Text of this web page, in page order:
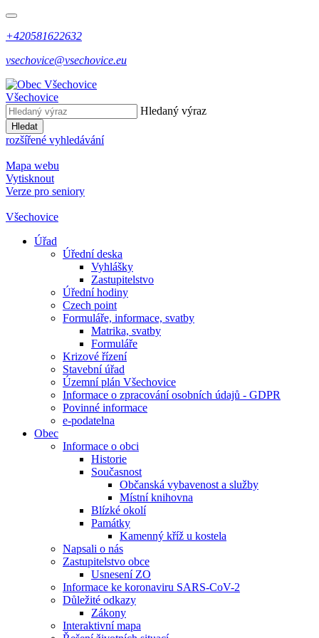
+420581622632
vsechovice@vsechovice.eu
Všechovice
Hledaný výraz
Hledat
rozšířené vyhledávání
Mapa webu
Vytisknout
Verze pro seniory
Všechovice
Úřad
Úřední deska
Vyhlášky
Zastupitelstvo
Úřední hodiny
Czech point
Formuláře, informace, svatby
Matrika, svatby
Formuláře
Krizové řízení
Stavební úřad
Územní plán Všechovice
Informace o zpracování osobních údajů - GDPR
Povinné informace
e-podatelna
Obec
Informace o obci
Historie
Současnost
Občanská vybavenost a služby
Místní knihovna
Blízké okolí
Památky
Kamenný kříž u kostela
Napsali o nás
Zastupitelstvo obce
Usnesení ZO
Informace ke koronaviru SARS-CoV-2
Důležité odkazy
Zákony
Interaktivní mapa